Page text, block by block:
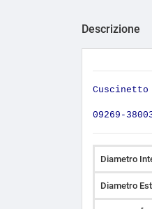
Descrizione
09269-
Diametro
Diametro